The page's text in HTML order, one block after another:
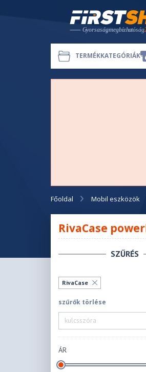
TERMÉKKATEGÓRIÁK
Főoldal Mobil eszközök
RivaCase
SZŰRÉS
RivaCase
szűrők törlése
ÁR